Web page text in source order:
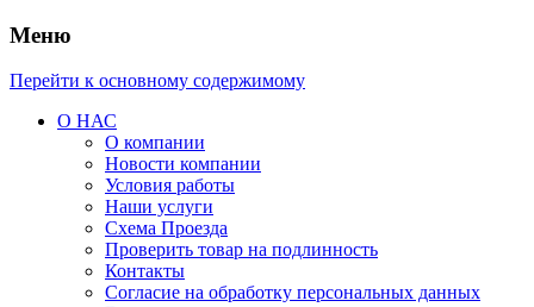
Меню
Перейти к основному содержимому
О НАС
О компании
Новости компании
Условия работы
Наши услуги
Схема Проезда
Проверить товар на подлинность
Контакты
Согласие на обработку персональных данных